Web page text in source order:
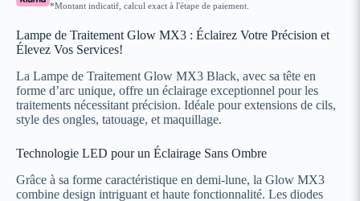
*Montant indicatif, calcul exact à l'étape de paiement.
Lampe de Traitement Glow MX3 : Éclairez Votre Précision et
Élevez Vos Services!
La Lampe de Traitement Glow MX3 Black, avec sa tête en
forme d’arc unique, offre un éclairage exceptionnel pour les
traitements nécessitant précision. Idéale pour extensions de cils,
style des ongles, tatouage, et maquillage.
Technologie LED pour un Éclairage Sans Ombre
Grâce à sa forme caractéristique en demi-lune, la Glow MX3
combine design intriguant et haute fonctionnalité. Les diodes